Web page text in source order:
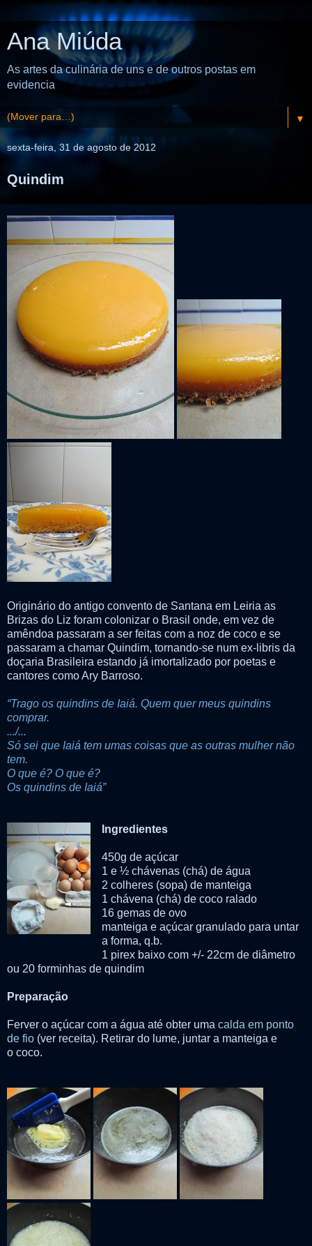
Ana Miúda
As artes da culinária de uns e de outros postas em
evidencia
▼
sexta-feira, 31 de agosto de 2012
Quindim
Originário do antigo convento de Santana em Leiria as
Brizas do Liz foram colonizar o Brasil onde, em vez de
amêndoa passaram a ser feitas com a noz de coco e se
passaram a chamar Quindim, tornando-se num ex-libris da
doçaria Brasileira estando já imortalizado por poetas e
cantores como Ary Barroso.
“Trago os quindins de Iaiá. Quem quer meus quindins
comprar.
.../...
Só sei que Iaiá tem umas coisas que as outras mulher não
tem.
O que é? O que é?
Os quindins de Iaiá”
Ingredientes
450g de açúcar
1 e ½ chávenas (chá) de água
2 colheres (sopa) de manteiga
1 chávena (chá) de coco ralado
16 gemas de ovo
manteiga e açúcar granulado para untar
a forma, q.b.
1 pirex baixo com +/- 22cm de diâmetro
ou 20 forminhas de quindim
Preparação
Ferver o açúcar com a água até obter uma calda em ponto
de fio (ver receita). Retirar do lume, juntar a manteiga e
o coco.